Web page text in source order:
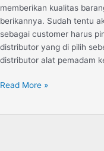
memberikan kualitas
berikannya. Sudah tentu
sebagai customer harus
distributor yang di pilih
distributor alat pemadam
Read More »